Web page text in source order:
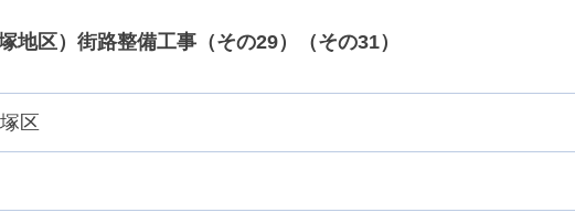
地区）街路整備工事（その29）（その31）
区